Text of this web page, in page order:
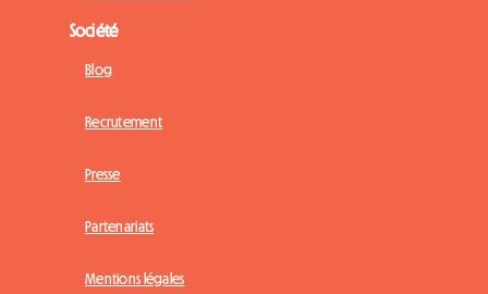
Société
Blog
Recrutement
Presse
Partenariats
Mentions légales